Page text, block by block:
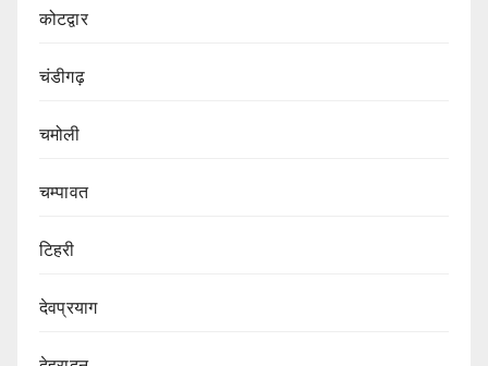
कोटद्वार
चंडीगढ़
चमोली
चम्पावत
टिहरी
देवप्रयाग